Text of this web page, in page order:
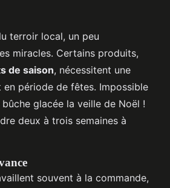
terroir local, un peu
miracles. Certains produits,
de saison, nécessitent une
période de fêtes. Impossible
glacée la veille de Noël !
deux à trois semaines à
souvent à la commande,